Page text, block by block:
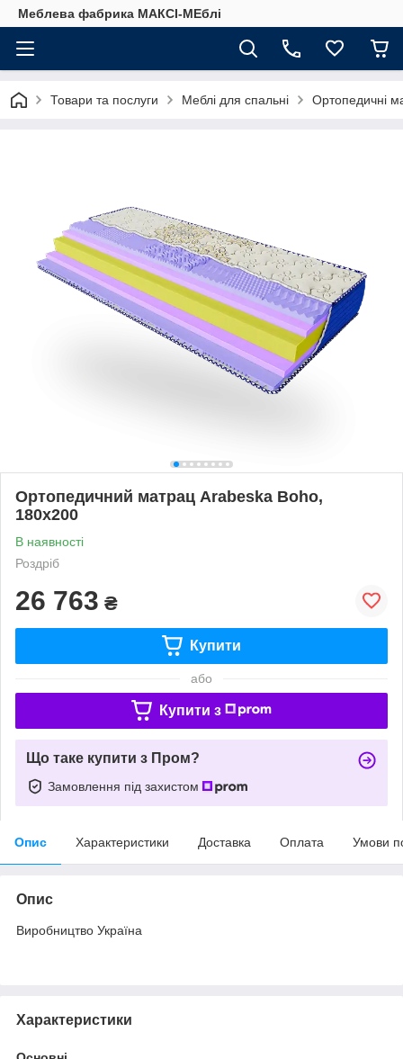
Меблева фабрика МАКСІ-МЕблі
Товари та послуги Меблі для спальні Ортопедичні
Ортопедичний матрац Arabeska Boho,
180х200
В наявності
Роздріб
26 763 ₴
Купити
або
Купити з
Що таке купити з Пром?
Замовлення під захистом
Опис Характеристики Доставка Оплата Умови
Опис
Виробництво Україна
Характеристики